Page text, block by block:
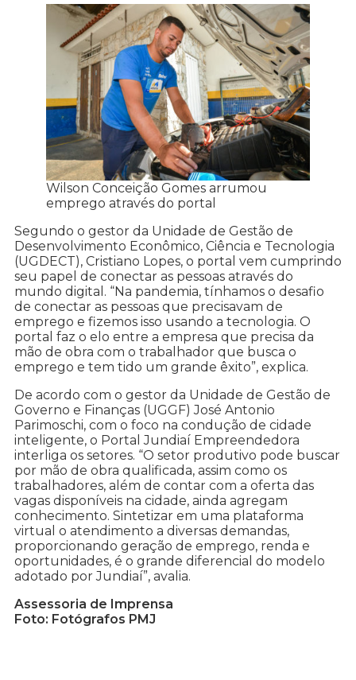
Wilson Conceição Gomes arrumou
emprego através do portal
Segundo o gestor da Unidade de Gestão de
Desenvolvimento Econômico, Ciência e Tecnologia
(UGDECT), Cristiano Lopes, o portal vem cumprindo
seu papel de conectar as pessoas através do
mundo digital. “Na pandemia, tínhamos o desafio
de conectar as pessoas que precisavam de
emprego e fizemos isso usando a tecnologia. O
portal faz o elo entre a empresa que precisa da
mão de obra com o trabalhador que busca o
emprego e tem tido um grande êxito”, explica.
De acordo com o gestor da Unidade de Gestão de
Governo e Finanças (UGGF) José Antonio
Parimoschi, com o foco na condução de cidade
inteligente, o Portal Jundiaí Empreendedora
interliga os setores. “O setor produtivo pode buscar
por mão de obra qualificada, assim como os
trabalhadores, além de contar com a oferta das
vagas disponíveis na cidade, ainda agregam
conhecimento. Sintetizar em uma plataforma
virtual o atendimento a diversas demandas,
proporcionando geração de emprego, renda e
oportunidades, é o grande diferencial do modelo
adotado por Jundiaí”, avalia.
Assessoria de Imprensa
Foto: Fotógrafos PMJ